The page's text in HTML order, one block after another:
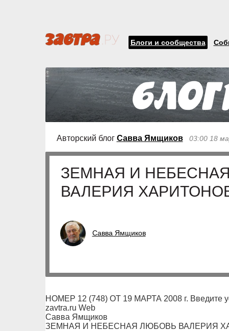
Блоги и сообщества
Авторский блог Савва Ямщиков 03:00 18
ЗЕМНАЯ И
ВАЛЕРИЯ
Савва Ямщиков
НОМЕР 12 (748) ОТ 19 МАРТА 2008 г. Введите
zavtra.ru Web
Савва Ямщиков
ЗЕМНАЯ И НЕБЕСНАЯ ЛЮБОВЬ ВАЛЕРИЯ